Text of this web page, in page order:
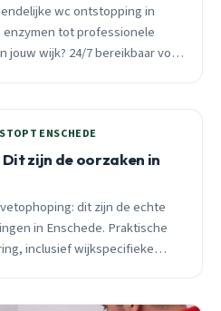
wc ontstopping in
enzymen tot professionele
jouw wijk? 24/7 bereikbaar voor
ENSCHEDE
zijn de oorzaken in
dit zijn de echte
in Enschede. Praktische
inclusief wijkspecifieke